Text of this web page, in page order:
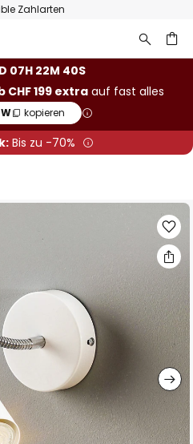
Zahlarten
07H 22M 40S
CHF 199 extra auf fast alles
kopieren
Bis zu -70%